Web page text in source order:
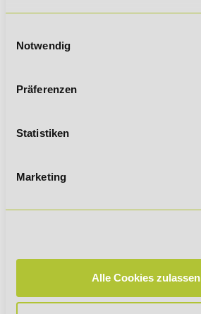
Notwendig
Präferenzen
Statistiken
Marketing
Alle Cookies zulassen